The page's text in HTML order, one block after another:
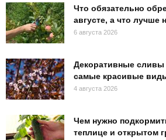
Что обязательно
августе, а что лучше
6 августа 2026
Декоративные сливы
самые красивые
4 августа 2026
Чем нужно
теплице и открытом